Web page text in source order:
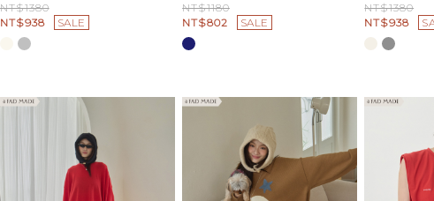
NT$1380
NT$938
SALE
NT$1180
NT$802
SALE
NT$1380
NT$938